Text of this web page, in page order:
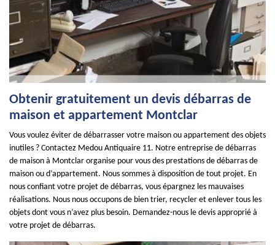
Obtenir gratuitement un devis débarras de
maison et appartement Montclar
Vous voulez éviter de débarrasser votre maison ou appartement des objets
inutiles ? Contactez Medou Antiquaire 11. Notre entreprise de débarras
de maison à Montclar organise pour vous des prestations de débarras de
maison ou d’appartement. Nous sommes à disposition de tout projet. En
nous confiant votre projet de débarras, vous épargnez les mauvaises
réalisations. Nous nous occupons de bien trier, recycler et enlever tous les
objets dont vous n’avez plus besoin. Demandez-nous le devis approprié à
votre projet de débarras.